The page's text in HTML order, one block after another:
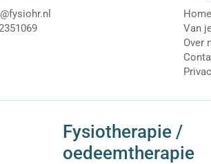
Home
Van
Over
Fysiotherapie /
oedeemtherapie